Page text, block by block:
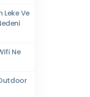
Leke Ve
Ne